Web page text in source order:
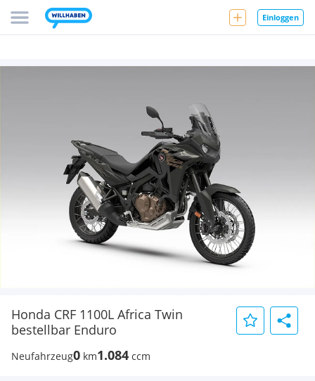
Einloggen
Honda CRF 1100L Africa Twin
bestellbar Enduro
Neufahrzeug0 km1.084 ccm